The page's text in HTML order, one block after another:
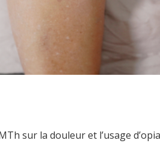
sur la douleur et l’usage